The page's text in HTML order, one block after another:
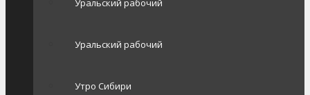
Уральский рабочий
Уральский рабочий
Утро Сибири